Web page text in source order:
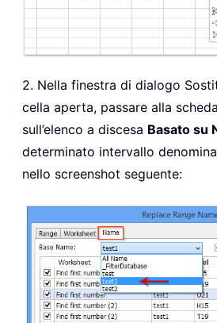
2. Nella finestra di dialogo
cella aperta, passare alla scheda
sull’elenco a discesa Basato su
determinato intervallo
nello screenshot seguente: